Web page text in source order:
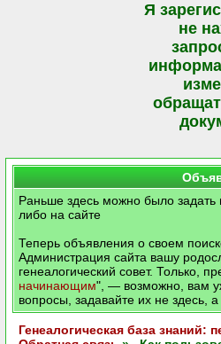
Я
не
Раньше здесь можно было
либо на сайте
Теперь объявления о своем
Администрация сайта вашу
генеалогический совет. Только,
начинающим", — возможно, вам
вопросы, задавайте их не здесь, а
Генеалогическая база